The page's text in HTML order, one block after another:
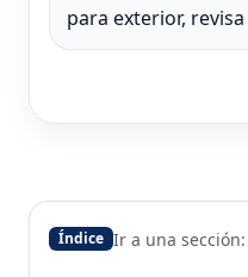
para exterior, revisa
Índice Ir a una sección: